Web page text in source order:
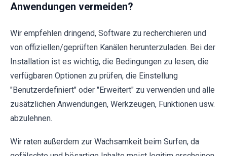
Anwendungen vermeiden?
Wir empfehlen dringend, Software zu recherchieren und
von offiziellen/geprüften Kanälen herunterzuladen. Bei der
Installation ist es wichtig, die Bedingungen zu lesen, die
verfügbaren Optionen zu prüfen, die Einstellung
"Benutzerdefiniert" oder "Erweitert" zu verwenden und alle
zusätzlichen Anwendungen, Werkzeugen, Funktionen usw.
abzulehnen.
Wir raten außerdem zur Wachsamkeit beim Surfen, da